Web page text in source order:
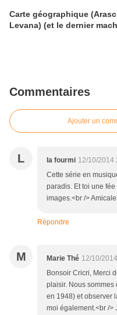
Carte géographique
Levana) (et le dernier
Commentaires
Ajouter un
L la fourmi 12/10/2014
Cette série en
paradis. Et toi une
images.<br />
Répondre
M Marie Thé 12/10/
Bonsoir Cricri, Merci
plaisir. Nous sommes
en 1948) et observer
moi également.<br />